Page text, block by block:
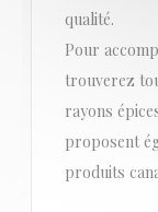
qualité.
Pour
trouverez
rayons
proposent
produits